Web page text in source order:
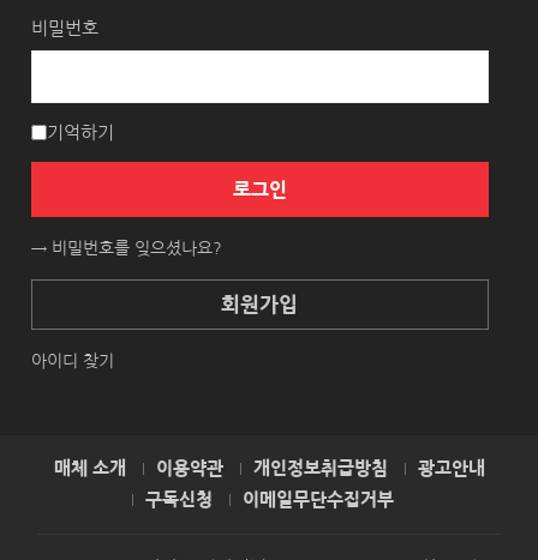
비밀번호
기억하기
로그인
→ 비밀번호를 잊으셨나요?
회원가입
아이디 찾기
매체 소개 이용약관 개인정보취급방침
광고안내
구독신청
이메일무단수집거부